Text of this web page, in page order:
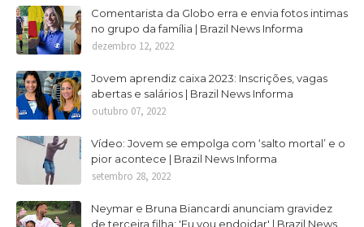
Comentarista da Globo erra e envia fotos intimas
no grupo da família | Brazil News Informa
dezembro 12, 2022
Jovem aprendiz caixa 2023: Inscrições, vagas
abertas e salários | Brazil News Informa
outubro 07, 2022
Vídeo: Jovem se empolga com ‘salto mortal’ e o
pior acontece | Brazil News Informa
setembro 28, 2022
Neymar e Bruna Biancardi anunciam gravidez
de terceira filha: 'Eu vou endoidar' | Brazil News